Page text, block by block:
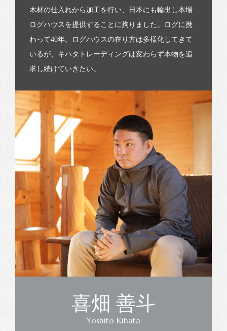
木材の仕入れから加工を行い、日本にも輸出し本場
ログハウスを提供することに拘りました。ログに携
わって40年。ログハウスの在り方は多様化してきて
いるが、キハタトレーディングは変わらず本物を追
求し続けていきたい。
喜畑 善斗
Yoshito Kihata